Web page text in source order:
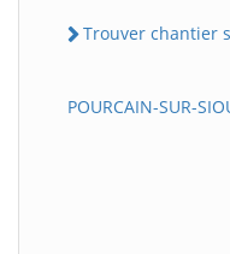
Trouver chantier
POURCAIN-SUR-